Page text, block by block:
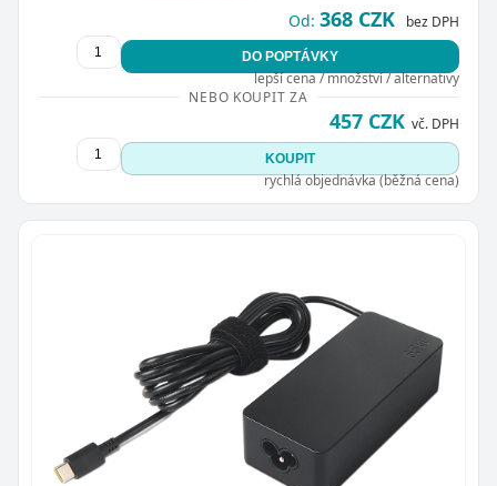
Od: 368 CZK bez DPH
DO POPTÁVKY
lepší cena / množství / alternativy
NEBO KOUPIT ZA
457 CZK vč. DPH
KOUPIT
rychlá objednávka (běžná cena)